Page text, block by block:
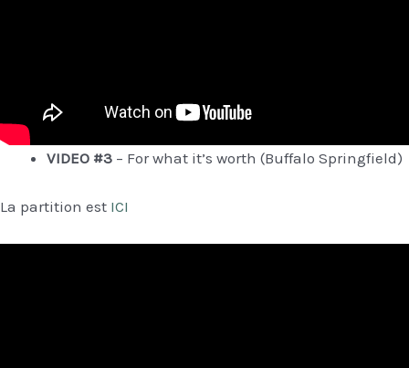
VIDEO #3 – For what it’s worth (Buffalo Springfield)
La partition est ICI